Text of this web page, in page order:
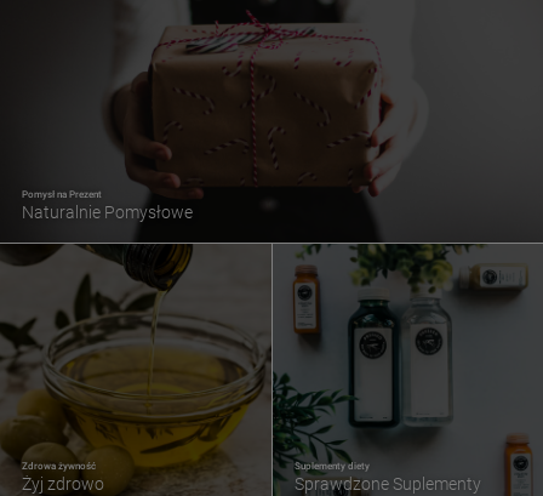
Pomysł na Prezent
Naturalnie Pomysłowe
Zdrowa żywność
Żyj zdrowo
Suplementy diety
Sprawdzone Suplementy